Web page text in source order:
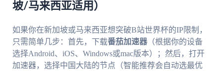
坡/马来西亚适用）
如果你在新加坡或马来西亚想突破B站世界杯的IP限制，
只需简单几步：首先，下载番茄加速器（根据你的设备
选择Android、iOS、Windows或mac版本）；然后，打开
加速器，选择中国大陆的节点（智能推荐会自动选最优